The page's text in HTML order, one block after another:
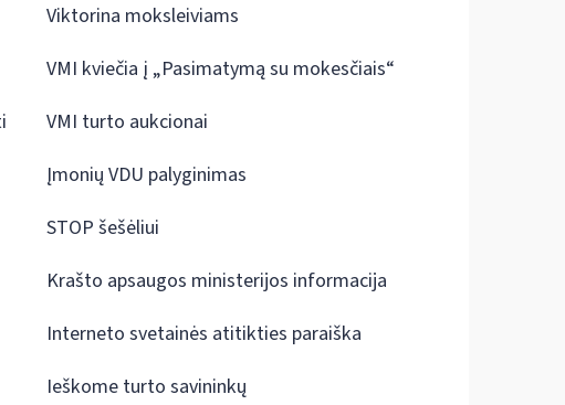
Viktorina moksleiviams
VMI kviečia į „Pasimatymą su mokesčiais“
VMI turto aukcionai
Įmonių VDU palyginimas
STOP šešėliui
Krašto apsaugos ministerijos informacija
Interneto svetainės atitikties paraiška
Ieškome turto savininkų